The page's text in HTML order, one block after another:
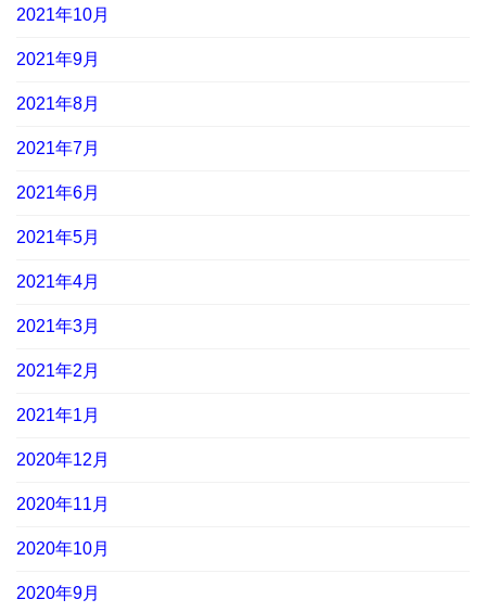
2021年10月
2021年9月
2021年8月
2021年7月
2021年6月
2021年5月
2021年4月
2021年3月
2021年2月
2021年1月
2020年12月
2020年11月
2020年10月
2020年9月